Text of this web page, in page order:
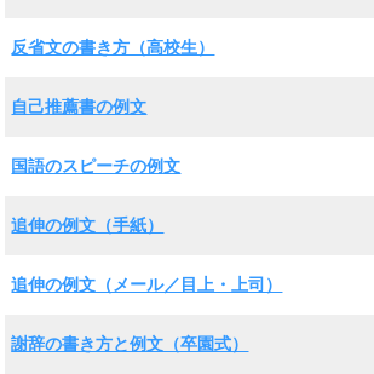
反省文の書き方（高校生）
自己推薦書の例文
国語のスピーチの例文
追伸の例文（手紙）
追伸の例文（メール／目上・上司）
謝辞の書き方と例文（卒園式）